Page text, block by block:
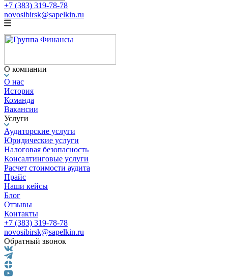
+7 (383) 319-78-78
novosibirsk@sapelkin.ru
О компании
О нас
История
Команда
Вакансии
Услуги
Аудиторские услуги
Юридические услуги
Налоговая безопасность
Консалтинговые услуги
Расчет стоимости аудита
Прайс
Наши кейсы
Блог
Отзывы
Контакты
+7 (383) 319-78-78
novosibirsk@sapelkin.ru
Обратный звонок